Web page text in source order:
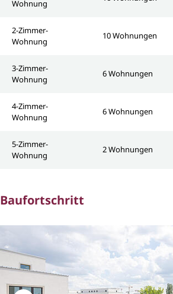
Wohnung
2-Zimmer-
Wohnung
10 Wohnungen
3-Zimmer-
Wohnung
6 Wohnungen
4-Zimmer-
Wohnung
6 Wohnungen
5-Zimmer-
Wohnung
2 Wohnungen
Baufortschritt
Bildergalerie überspringen